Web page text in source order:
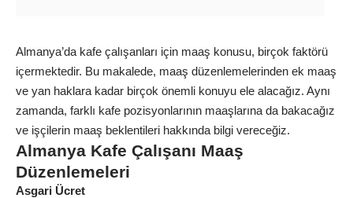
Almanya’da kafe çalışanları için maaş konusu, birçok faktörü
içermektedir. Bu makalede, maaş düzenlemelerinden ek maaş
ve yan haklara kadar birçok önemli konuyu ele alacağız. Aynı
zamanda, farklı kafe pozisyonlarının maaşlarına da bakacağız
ve işçilerin maaş beklentileri hakkında bilgi vereceğiz.
Almanya Kafe Çalışanı Maaş
Düzenlemeleri
Asgari Ücret